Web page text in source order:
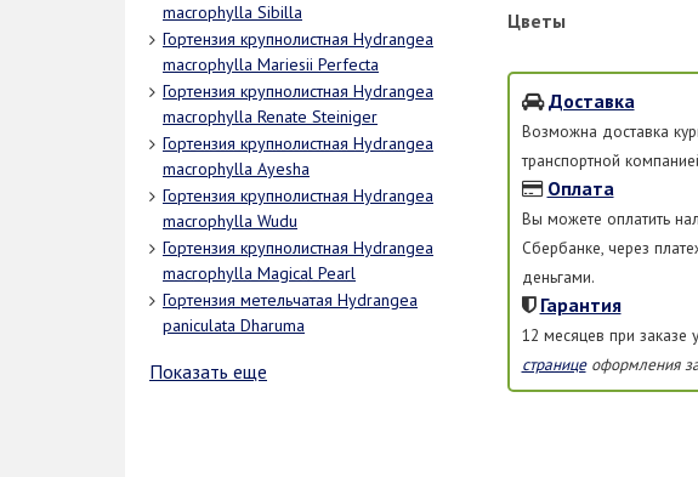
macrophylla Sibilla
Гортензия крупнолистная Hydrangea
macrophylla Mariesii Perfecta
Гортензия крупнолистная Hydrangea
macrophylla Renate Steiniger
Гортензия крупнолистная Hydrangea
macrophylla Ayesha
Гортензия крупнолистная Hydrangea
macrophylla Wudu
Гортензия крупнолистная Hydrangea
macrophylla Magical Pearl
Гортензия метельчатая Hydrangea
paniculata Dharuma
Показать еще
Цветы
Доставка
Возможна доставка
транспортной
Оплата
Вы можете оплатить
Сбербанке, через
деньгами.
Гарантия
12 месяцев при заказе
страницеоформления